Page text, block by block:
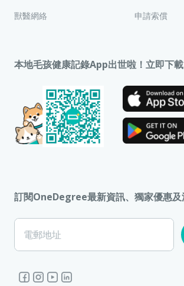
獸醫網絡 申請索償
本地毛孩健康記錄App出世啦！立即下載
訂閱OneDegree最新資訊、獨家優惠及
電郵地址